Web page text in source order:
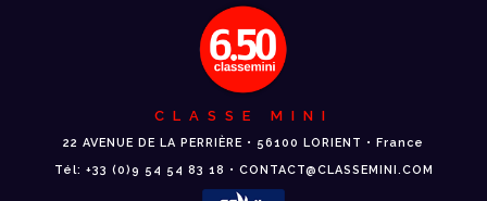
CLASSE MINI
22 AVENUE DE LA PERRIÈRE • 56100 LORIENT • France
Tél: +33 (0)9 54 54 83 18 • CONTACT@CLASSEMINI.COM